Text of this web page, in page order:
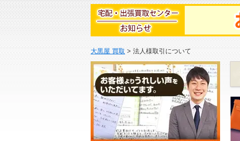
大黒屋 買取 > 法人様取引について